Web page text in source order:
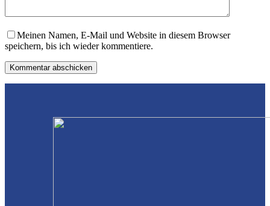
Meinen Namen, E-Mail und Website in diesem Browser
speichern, bis ich wieder kommentiere.
Kommentar abschicken